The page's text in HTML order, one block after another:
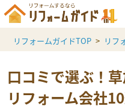
リフォームガイドTOP リフ
口コミで選ぶ！
リフォーム会社